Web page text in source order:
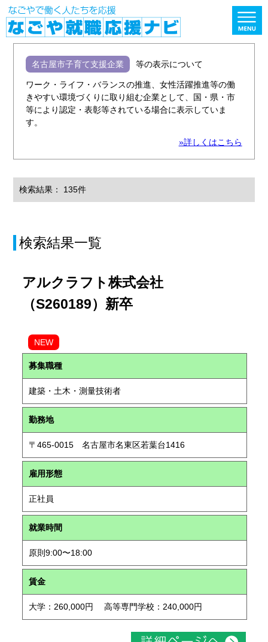
名古屋市子育て支援企業 等の表示について
ワーク・ライフ・バランスの推進、女性活躍推進等の働
きやすい環境づくりに取り組む企業として、国・県・市
等により認定・表彰等されている場合に表示していま
す。
»詳しくはこちら
検索結果： 135件
検索結果一覧
アルクラフト株式会社
（S260189）新卒
NEW
募集職種
建築・土木・測量技術者
勤務地
〒465-0015 名古屋市名東区若葉台1416
雇用形態
正社員
就業時間
原則9:00〜18:00
賃金
大学：260,000円 高等専門学校：240,000円